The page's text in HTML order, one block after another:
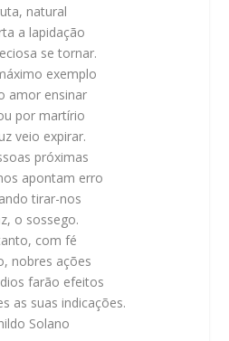
natural
a lapidação
se tornar.
exemplo
amor ensinar
por martírio
veio expirar.
próximas
apontam erro
tirar-nos
o sossego.
com fé
nobres ações
farão efeitos
as suas indicações.
Solano